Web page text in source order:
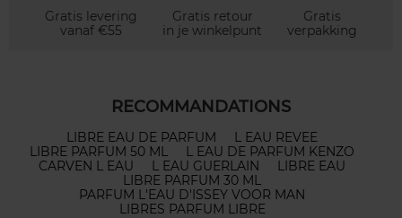
Gratis levering
vanaf €55
Gratis retour
in je winkelpunt
Gratis
verpakking
RECOMMANDATIONS
LIBRE EAU DE PARFUM
L EAU REVEE
LIBRE PARFUM 50 ML
L EAU DE PARFUM KENZO
CARVEN L EAU
L EAU GUERLAIN
LIBRE EAU
LIBRE PARFUM 30 ML
PARFUM L'EAU D'ISSEY VOOR MAN
LIBRES PARFUM LIBRE